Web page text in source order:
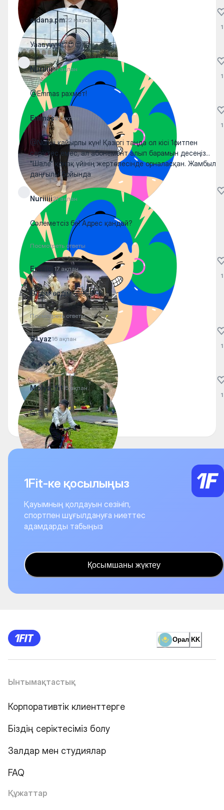
aidana.pm22 маусым
Уааауууу😍😍😍👏
1
Nuriiiii21 ақпан
@Emmas рахмет!
1
Emmas21 ақпан
@Nuriiiii қайырлы күн! Қазіргі таңда ол кісі 1фитпен
серіктес емес, ал абонемент алып барамын десеңіз...
"Шале" қонақ үйінің жертөлесінде орналасқан. Жамбыл
даңғылы бойында
1
Nuriiiii21 ақпан
Сәлеметсіз бе! Адрес қандай?
Посмотреть ответы
Erazloi 17 ақпан
Өлдім өлдім 🤣🤣🤣🤣
Посмотреть ответы
1
S.Lyaz16 ақпан
🔥🔥🔥🔥
1
Molya_fit15 ақпан
🤗💪💐
1
1Fit-ке қосылыңыз
Қауымның қолдауын сезініп,
спортпен шұғылдануға ниеттес
адамдарды табыңыз
Қосымшаны жүктеу
Орал KK
Ынтымақтастық
Корпоративтік клиенттерге
Біздің серіктесіміз болу
Залдар мен студиялар
FAQ
Құжаттар